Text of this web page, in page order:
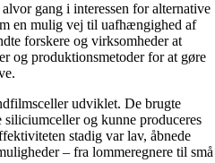
gang i interessen for alternative
en mulig vej til uafhængighed af
forskere og virksomheder at
og produktionsmetoder for at gøre
udviklet. De brugte
og kunne produceres
stadig var lav, åbnede
– fra lommeregnere til små